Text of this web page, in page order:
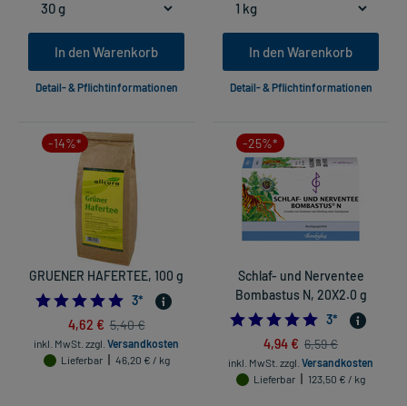
In den Warenkorb
Detail- & Pflichtinformationen
In den Warenkorb
Detail- & Pflichtinformationen
-14%*
GRUENER HAFERTEE, 100 g
5.0
3*
4,62 € 5,40 €
inkl. MwSt. zzgl. Versandkosten
Lieferbar
46,20 € / kg
-25%*
Schlaf- und Nerventee
Bombastus N, 20X2.0 g
5.0
3*
4,94 € 6,59 €
inkl. MwSt. zzgl. Versandkosten
Lieferbar
123,50 € / kg